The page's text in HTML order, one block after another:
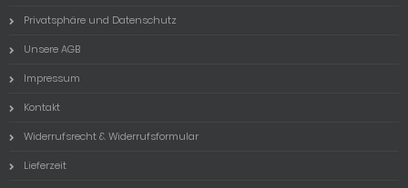
Privatsphäre und Datenschutz
Unsere AGB
Impressum
Kontakt
Widerrufsrecht & Widerrufsformular
Lieferzeit